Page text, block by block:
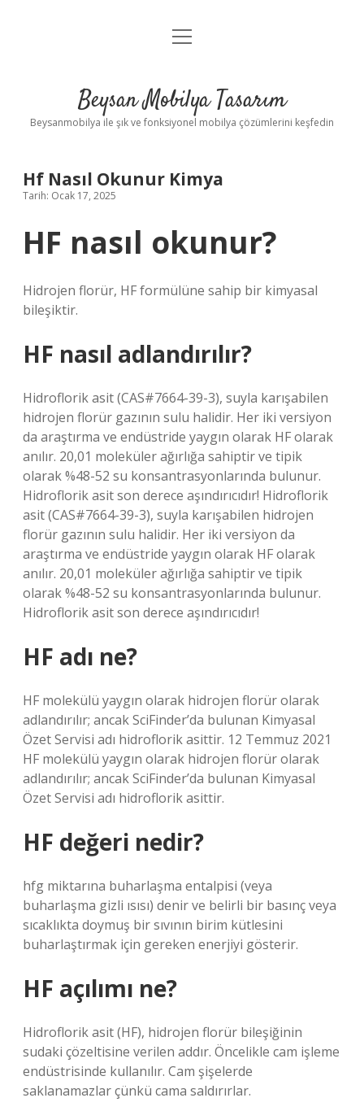
Anasayfa
Yasal Uyarı
menüyü
Beysan Mobilya Tasarım
Beysanmobilya ile şık ve fonksiyonel mobilya çözümlerini keşfedin
Hf Nasıl Okunur Kimya
Tarih: Ocak 17, 2025
HF nasıl okunur?
Hidrojen florür, HF formülüne sahip bir kimyasal
bileşiktir.
HF nasıl adlandırılır?
Hidroflorik asit (CAS#7664-39-3), suyla karışabilen
hidrojen florür gazının sulu halidir. Her iki versiyon
da araştırma ve endüstride yaygın olarak HF olarak
anılır. 20,01 moleküler ağırlığa sahiptir ve tipik
olarak %48-52 su konsantrasyonlarında bulunur.
Hidroflorik asit son derece aşındırıcıdır! Hidroflorik
asit (CAS#7664-39-3), suyla karışabilen hidrojen
florür gazının sulu halidir. Her iki versiyon da
araştırma ve endüstride yaygın olarak HF olarak
anılır. 20,01 moleküler ağırlığa sahiptir ve tipik
olarak %48-52 su konsantrasyonlarında bulunur.
Hidroflorik asit son derece aşındırıcıdır!
HF adı ne?
HF molekülü yaygın olarak hidrojen florür olarak
adlandırılır; ancak SciFinder’da bulunan Kimyasal
Özet Servisi adı hidroflorik asittir. 12 Temmuz 2021
HF molekülü yaygın olarak hidrojen florür olarak
adlandırılır; ancak SciFinder’da bulunan Kimyasal
Özet Servisi adı hidroflorik asittir.
HF değeri nedir?
hfg miktarına buharlaşma entalpisi (veya
buharlaşma gizli ısısı) denir ve belirli bir basınç veya
sıcaklıkta doymuş bir sıvının birim kütlesini
buharlaştırmak için gereken enerjiyi gösterir.
HF açılımı ne?
Hidroflorik asit (HF), hidrojen florür bileşiğinin
sudaki çözeltisine verilen addır. Öncelikle cam işleme
endüstrisinde kullanılır. Cam şişelerde
saklanamazlar çünkü cama saldırırlar.